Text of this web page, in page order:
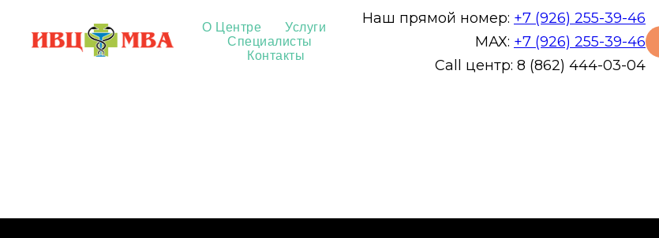
О Центре
Услуги
Специалисты
Контакты
Наш прямой номер: +7 (926) 255-39-46
МАХ: +7 (926) 255-39-46
Call центр: 8 (862) 444-03-04